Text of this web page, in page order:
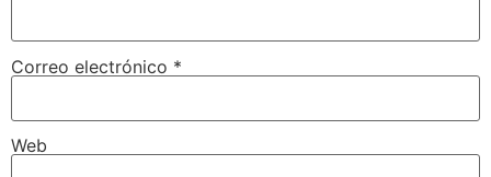
Correo electrónico *
Web